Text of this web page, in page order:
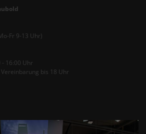
Fr 9-13 Uhr)
16:00 Uhr
bis 18 Uhr